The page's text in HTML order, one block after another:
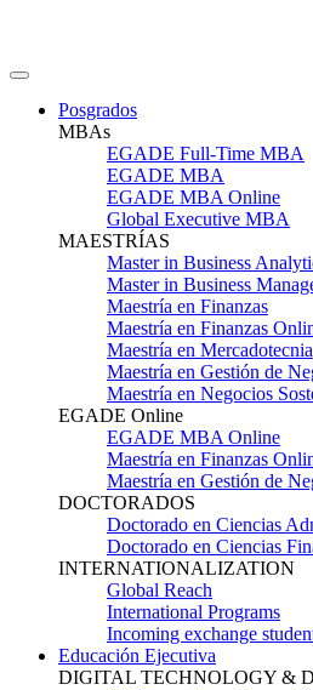
Posgrados
MBAs
EGADE Full-Time MBA
EGADE MBA
EGADE MBA Online
Global Executive MBA
MAESTRÍAS
Master in Business
Master in Business
Maestría en Finanzas
Maestría en Finanzas
Maestría en Mercadotecnia
Maestría en Gestión de
Maestría en Negocios
EGADE Online
EGADE MBA Online
Maestría en Finanzas
Maestría en Gestión de
DOCTORADOS
Doctorado en Ciencias
Doctorado en Ciencias
INTERNATIONALIZATION
Global Reach
International Programs
Incoming exchange
Educación Ejecutiva
DIGITAL TECHNOLOGY &